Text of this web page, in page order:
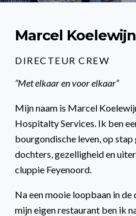
Marcel Koelewijn
DIRECTEUR CREW
”Met elkaar en voor elkaar”
Mijn naam is Marcel
Hospitalty Services. Ik ben
bourgondische leven, op
dochters, gezelligheid en
cluppie Feyenoord.
Na een mooie loopbaan in de
mijn eigen restaurant ben ik